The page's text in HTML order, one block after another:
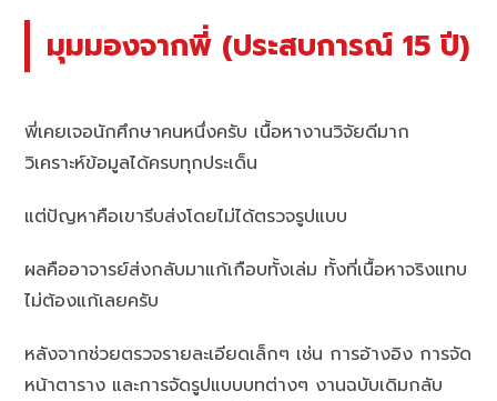
มุมมองจากพี่ (ประสบการณ์ 15 ปี)
พี่เคยเจอนักศึกษาคนหนึ่งครับ เนื้อหางานวิจัยดีมาก
วิเคราะห์ข้อมูลได้ครบทุกประเด็น
แต่ปัญหาคือเขารีบส่งโดยไม่ได้ตรวจรูปแบบ
ผลคืออาจารย์ส่งกลับมาแก้เกือบทั้งเล่ม ทั้งที่เนื้อหาจริงแทบ
ไม่ต้องแก้เลยครับ
หลังจากช่วยตรวจรายละเอียดเล็กๆ เช่น การอ้างอิง การจัด
หน้าตาราง และการจัดรูปแบบบทต่างๆ งานฉบับเดิมกลับ